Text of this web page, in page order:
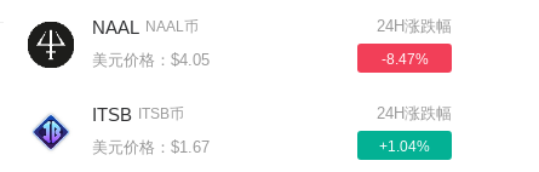
NAAL NAAL币
美元价格：$4.05
24H涨跌幅
-8.47%
ITSB ITSB币
美元价格：$1.67
24H涨跌幅
+1.04%